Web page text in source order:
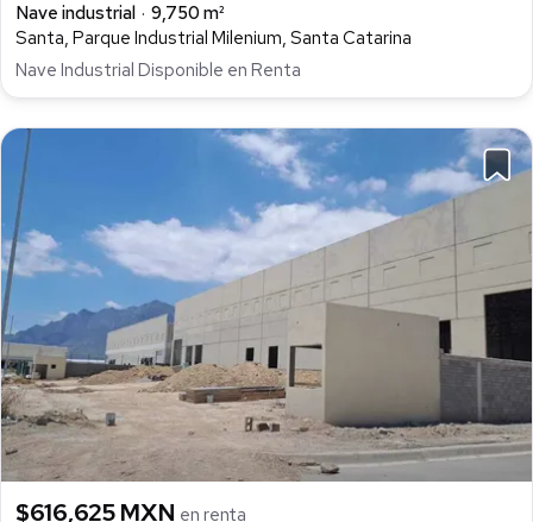
Nave industrial
9,750 m²
Santa, Parque Industrial Milenium, Santa Catarina
Nave Industrial Disponible en Renta
$616,625 MXN en renta